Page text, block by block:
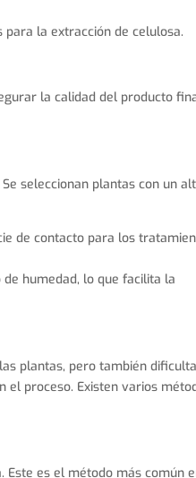
para la extracción de celulosa.
la calidad del producto
seleccionan plantas con un
de contacto para los
humedad, lo que facilita la
plantas, pero también
el proceso. Existen varios
Este es el método más común